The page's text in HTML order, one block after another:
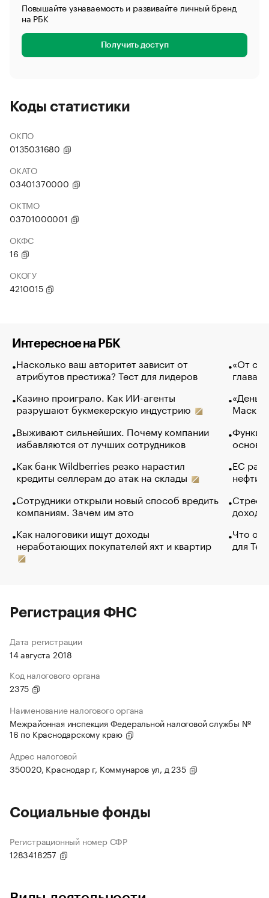
Повышайте узнаваемость и развивайте личный бренд
на РБК
Получить доступ
Коды статистики
ОКПО
0135031680
ОКАТО
03401370000
ОКТМО
03701000001
ОКФС
16
ОКОГУ
4210015
Интересное на РБК
Насколько ваш авторитет зависит от
атрибутов престижа? Тест для лидеров
Казино проиграло. Как ИИ-агенты
разрушают букмекерскую индустрию
Выживают сильнейших. Почему компании
избавляются от лучших сотрудников
Как банк Wildberries резко нарастил
кредиты селлерам до атак на склады
Сотрудники открыли новый способ вредить
компаниям. Зачем им это
Как налоговики ищут доходы
неработающих покупателей яхт и квартир
«От
глава
Маск в
основ
ЕС
нефти
Что
для
Регистрация ФНС
Дата регистрации
14 августа 2018
Код налогового органа
2375
Наименование налогового органа
Межрайонная инспекция Федеральной налоговой службы №
16 по Краснодарскому краю
Адрес налоговой
350020, Краснодар г, Коммунаров ул, д 235
Социальные фонды
Регистрационный номер СФР
1283418257